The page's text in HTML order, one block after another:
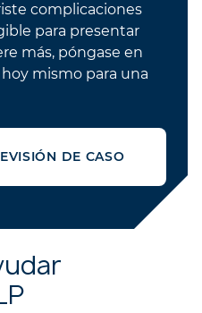
complicaciones
para presentar
más, póngase en
mismo para una
DE CASO